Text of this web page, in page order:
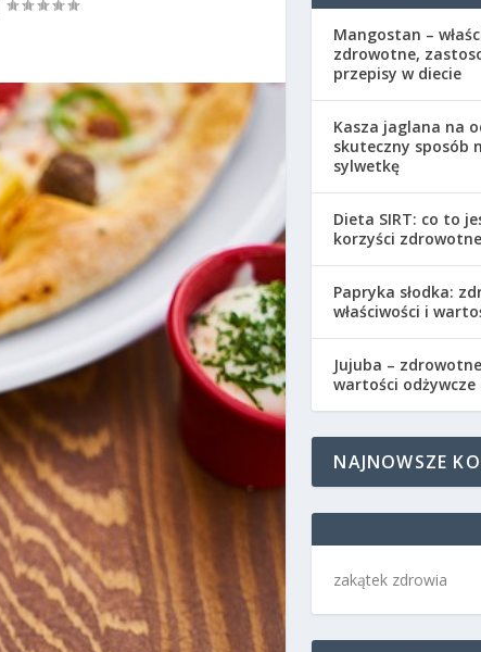
Mangostan –
zdrowotne,
przepisy w diecie
Kasza jaglana na
skuteczny sposób
sylwetkę
Dieta SIRT: co to
korzyści zdrowotne
Papryka słodka:
właściwości i
Jujuba –
wartości odżywcze
NAJNOWSZE
zakątek zdrowia